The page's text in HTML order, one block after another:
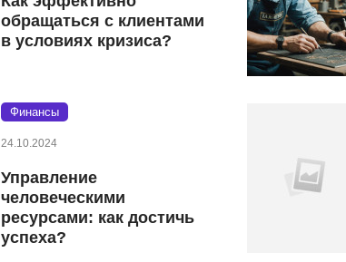
обращаться с клиентами
в условиях кризиса?
Финансы
24.10.2024
Управление
человеческими
ресурсами: как достичь
успеха?